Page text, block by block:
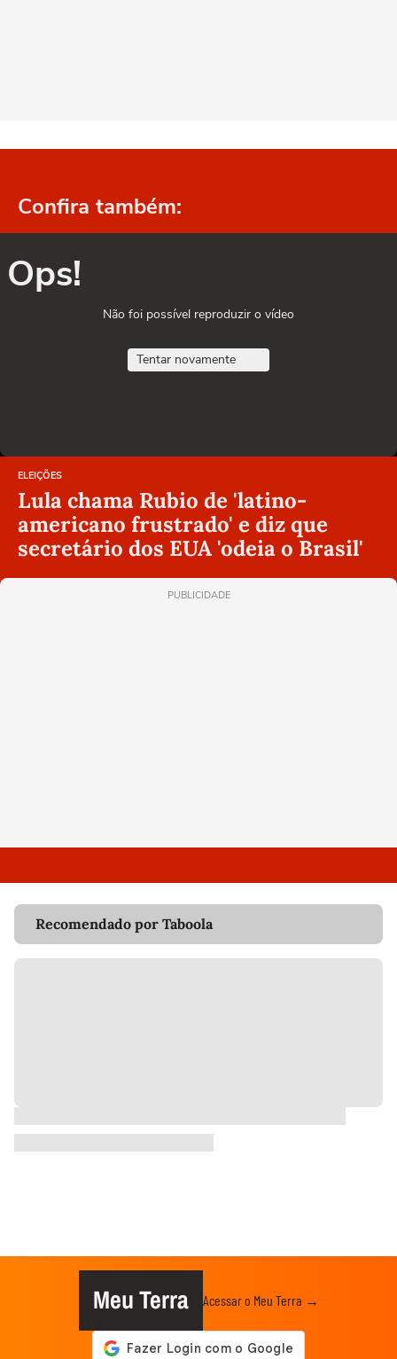
Confira também:
Ops!
Não foi possível reproduzir o vídeo
Tentar novamente
ELEIÇÕES
Lula chama Rubio de 'latino-
americano frustrado' e diz que
secretário dos EUA 'odeia o Brasil'
PUBLICIDADE
Recomendado por Taboola
Meu Terra Acessar o Meu Terra →